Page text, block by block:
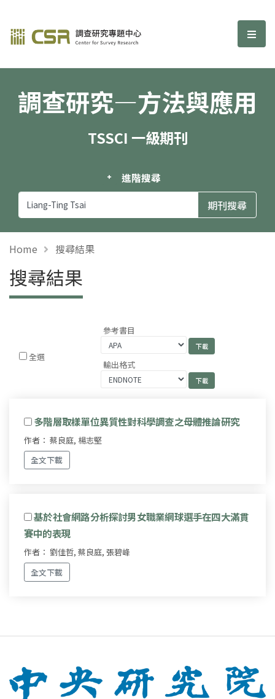
調查研究—方法與應用期刊 選
調查研究—方法與應用
TSSCI 一級期刊
進階搜尋
Home 搜尋結果
搜尋結果
全選
參考書目
輸出格式
多階層取樣單位異質性對科學調查之母體推論研究
作者： 蔡良庭, 楊志堅
全文下載
基於社會網路分析探討男女職業網球選手在四大滿貫
賽中的表現
作者： 劉佳哲, 蔡良庭, 張碧峰
全文下載